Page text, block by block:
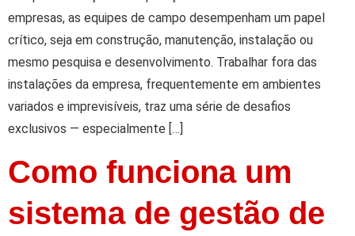
empresas, as equipes de campo desempenham um papel
crítico, seja em construção, manutenção, instalação ou
mesmo pesquisa e desenvolvimento. Trabalhar fora das
instalações da empresa, frequentemente em ambientes
variados e imprevisíveis, traz uma série de desafios
exclusivos — especialmente […]
Como funciona um
sistema de gestão de